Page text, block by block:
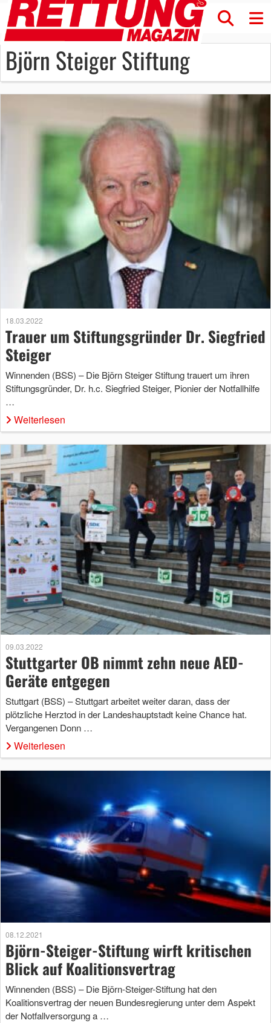
Björn Steiger Stiftung
18.03.2022
Trauer um Stiftungsgründer Dr. Siegfried
Steiger
Winnenden (BSS) – Die Björn Steiger Stiftung trauert um ihren
Stiftungsgründer, Dr. h.c. Siegfried Steiger, Pionier der Notfallhilfe
…
Weiterlesen
09.03.2022
Stuttgarter OB nimmt zehn neue AED-
Geräte entgegen
Stuttgart (BSS) – Stuttgart arbeitet weiter daran, dass der
plötzliche Herztod in der Landeshauptstadt keine Chance hat.
Vergangenen Donn …
Weiterlesen
08.12.2021
Björn-Steiger-Stiftung wirft kritischen
Blick auf Koalitionsvertrag
Winnenden (BSS) – Die Björn-Steiger-Stiftung hat den
Koalitionsvertrag der neuen Bundesregierung unter dem Aspekt
der Notfallversorgung a …